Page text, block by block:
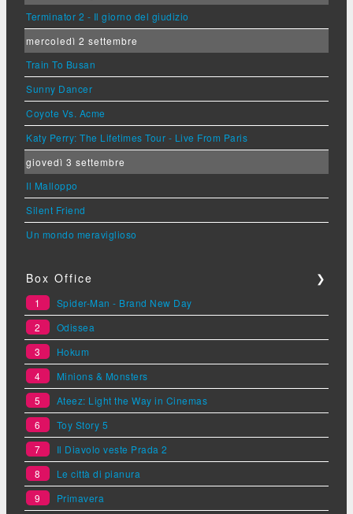
Terminator 2 - Il giorno del giudizio
mercoledì 2 settembre
Train To Busan
Sunny Dancer
Coyote Vs. Acme
Katy Perry: The Lifetimes Tour - Live From Paris
giovedì 3 settembre
Il Malloppo
Silent Friend
Un mondo meraviglioso
Box Office ❯
1
Spider-Man - Brand New Day
2
Odissea
3
Hokum
4
Minions & Monsters
5
Ateez: Light the Way in Cinemas
6
Toy Story 5
7
Il Diavolo veste Prada 2
8
Le città di pianura
9
Primavera